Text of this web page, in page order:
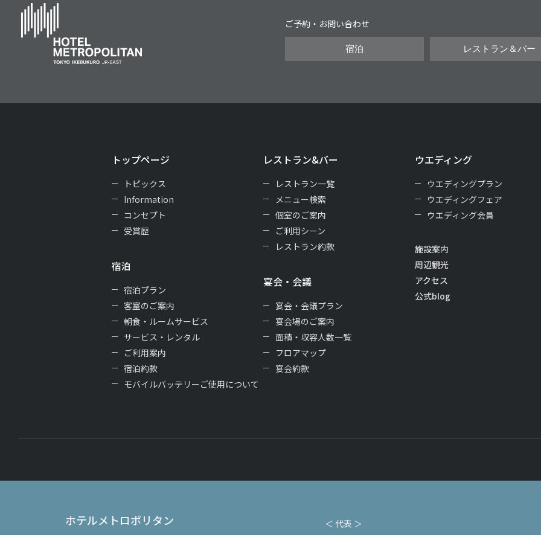
ご予約・お問い合わせ
宿泊 レストラン＆バー
トップページ
トピックス
Information
コンセプト
受賞歴
宿泊
宿泊プラン
客室のご案内
朝食・ルームサービス
サービス・レンタル
ご利用案内
宿泊約款
モバイルバッテリーご使用について
レストラン&バー
レストラン一覧
メニュー検索
個室のご案内
ご利用シーン
レストラン約款
宴会・会議
宴会・会議プラン
宴会場のご案内
面積・収容人数一覧
フロアマップ
宴会約款
ウエディング
ウエディングプラン
ウエディングフェア
ウエディング会員
施設案内
周辺観光
アクセス
公式blog
ホテルメトロポリタン ＜ 代表 ＞